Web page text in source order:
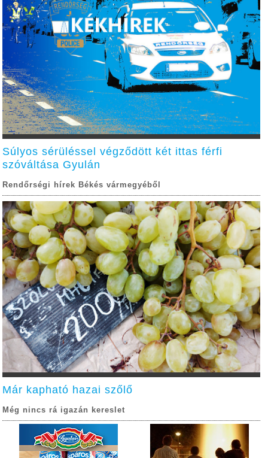
Súlyos sérüléssel végződött két ittas férfi
szóváltása Gyulán
Rendőrségi hírek Békés vármegyéből
Már kapható hazai szőlő
Még nincs rá igazán kereslet